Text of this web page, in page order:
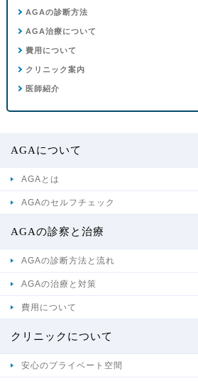
AGAの診断方法
AGA治療について
費用について
クリニック案内
医師紹介
AGAについて
AGAとは
AGAのセルフチェック
AGAの診察と治療
AGAの診断方法と流れ
AGAの治療と対策
費用について
クリニックについて
安心のプライベート空間